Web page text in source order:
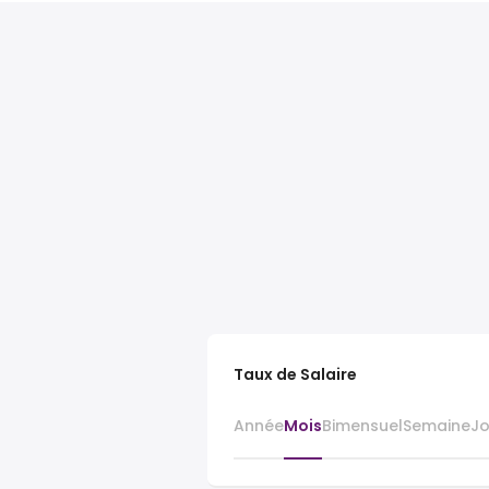
Taux de Salaire
AnnéeMoisBimensuelSemaine